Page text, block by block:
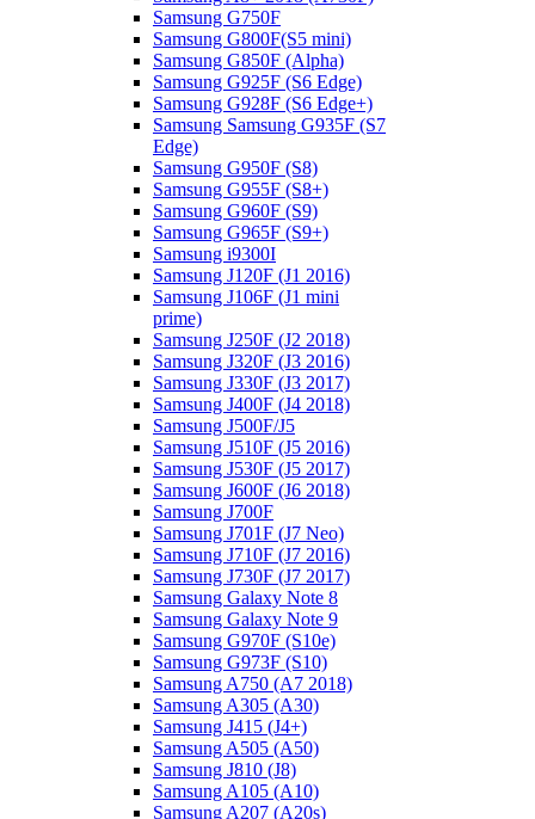
Samsung G750F
Samsung G800F(S5 mini)
Samsung G850F (Alpha)
Samsung G925F (S6 Edge)
Samsung G928F (S6 Edge+)
Samsung Samsung G935F (S7
Edge)
Samsung G950F (S8)
Samsung G955F (S8+)
Samsung G960F (S9)
Samsung G965F (S9+)
Samsung i9300I
Samsung J120F (J1 2016)
Samsung J106F (J1 mini
prime)
Samsung J250F (J2 2018)
Samsung J320F (J3 2016)
Samsung J330F (J3 2017)
Samsung J400F (J4 2018)
Samsung J500F/J5
Samsung J510F (J5 2016)
Samsung J530F (J5 2017)
Samsung J600F (J6 2018)
Samsung J700F
Samsung J701F (J7 Neo)
Samsung J710F (J7 2016)
Samsung J730F (J7 2017)
Samsung Galaxy Note 8
Samsung Galaxy Note 9
Samsung G970F (S10e)
Samsung G973F (S10)
Samsung A750 (A7 2018)
Samsung A305 (A30)
Samsung J415 (J4+)
Samsung A505 (A50)
Samsung J810 (J8)
Samsung A105 (A10)
Samsung A207 (A20s)